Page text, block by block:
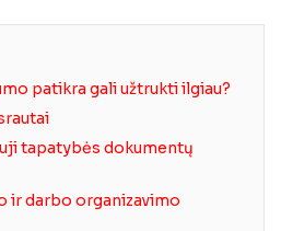
patikra gali užtrukti ilgiau?
tapatybės dokumentų
ir darbo organizavimo